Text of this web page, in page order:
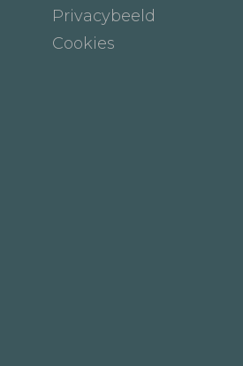
Privacybeeld
Cookies